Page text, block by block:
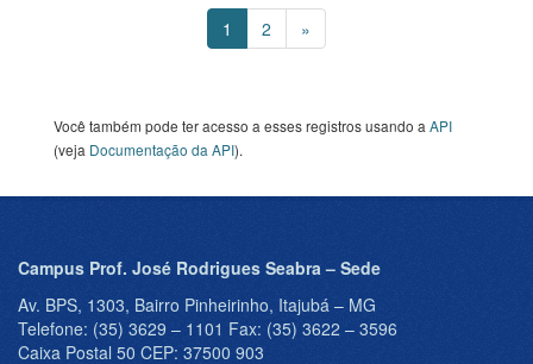
1 2 »
Você também pode ter acesso a esses registros usando a API
(veja Documentação da API).
Campus Prof. José Rodrigues Seabra – Sede
Av. BPS, 1303, Bairro Pinheirinho, Itajubá – MG
Telefone: (35) 3629 – 1101 Fax: (35) 3622 – 3596
Caixa Postal 50 CEP: 37500 903